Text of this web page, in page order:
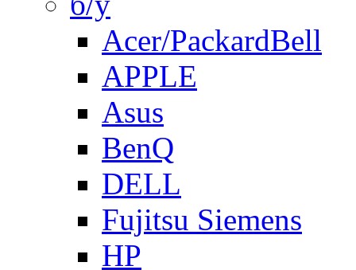
Acer/PackardBell
APPLE
Asus
BenQ
DELL
Fujitsu Siemens
HP